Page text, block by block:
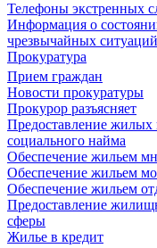
Телефоны экстренных
Информация о
чрезвычайных ситуаций
Прокуратура
Прием граждан
Новости прокуратуры
Прокурор разъясняет
Предоставление
социального найма
Обеспечение жильем
Обеспечение жильем
Обеспечение жильем
Предоставление
сферы
Жилье в кредит